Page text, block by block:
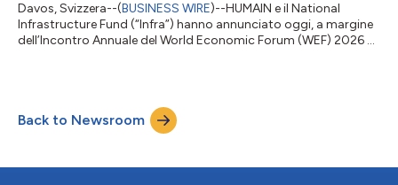
Davos, Svizzera--(BUSINESS WIRE)--HUMAIN e il National
Infrastructure Fund (“Infra”) hanno annunciato oggi, a margine
dell’Incontro Annuale del World Economic Forum (WEF) 2026 a
intelligenza artificiale nel Regno dell’Arabia Saudita. L’Accordo
Quadro definisce termini di finanziamento non vincolanti per lo
Back to Newsroom